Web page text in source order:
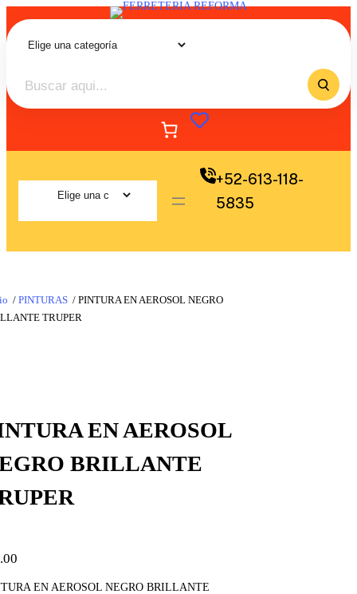
+52-613-118-
5835
/ PINTURAS / PINTURA EN AEROSOL NEGRO
TRUPER
EN AEROSOL
BRILLANTE
EN AEROSOL NEGRO BRILLANTE